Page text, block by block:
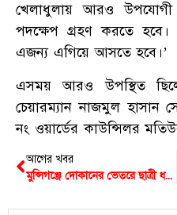
খেলাধুলায় আরও
পদক্ষেপ গ্রহণ করতে
এজন্য এগিয়ে আসতে হবে।’
এসময় আরও উপস্থিত
চেয়ারম্যান নাজমুল হাসান
নং ওয়ার্ডের কাউন্সিলর
আগের খবর
মুন্সিগঞ্জে দোকানের ভেতরে ছাত্রী ধর্ষণের অভিযোগ